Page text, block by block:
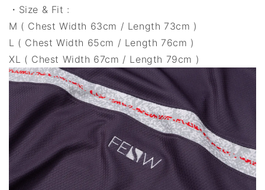
・Size & Fit :
M ( Chest Width 63cm / Length 73cm )
L ( Chest Width 65cm / Length 76cm )
XL ( Chest Width 67cm / Length 79cm )